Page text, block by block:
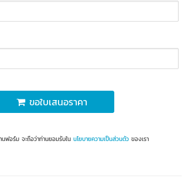
ขอใบเสนอราคา
ฟอร์ม จะถือว่าท่านยอมรับใน นโยบายความเป็นส่วนตัว ของเรา